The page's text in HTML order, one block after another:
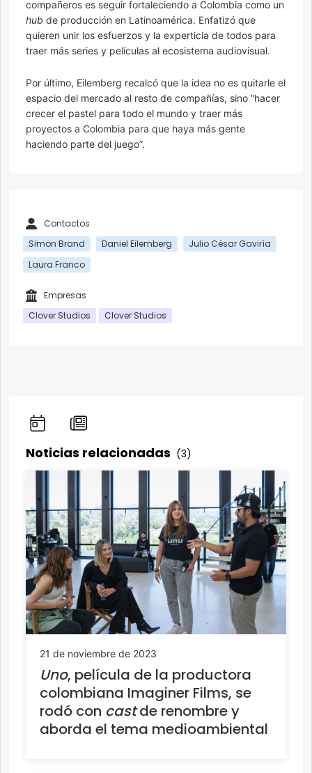
compañeros es seguir fortaleciendo a Colombia como un
hub de producción en Latinoamérica. Enfatizó que
quieren unir los esfuerzos y la experticia de todos para
traer más series y películas al ecosistema audiovisual.
Por último, Eilemberg recalcó que la idea no es quitarle el
espacio del mercado al resto de compañías, sino “hacer
crecer el pastel para todo el mundo y traer más
proyectos a Colombia para que haya más gente
haciendo parte del juego”.
Contactos
Simon Brand
Daniel Eilemberg
Julio César Gaviría
Laura Franco
Empresas
Clover Studios
Clover Studios
Noticias relacionadas (3)
21 de noviembre de 2023
Uno, película de la productora
colombiana Imaginer Films, se
rodó con castde renombre y
aborda el tema medioambiental